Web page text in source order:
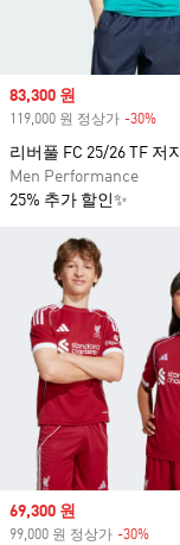
Sale price
83,300 원
119,000 원 정상가 -30%
리버풀 FC 25/26 TF 저지
Men Performance
25% 추가 할인✨
Sale price
69,300 원
99,000 원 정상가 -30%